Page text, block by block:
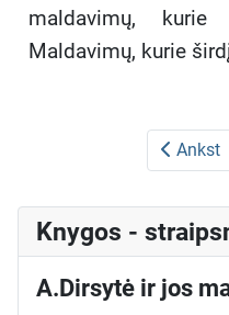
maldavimų,
Maldavimų, kurie
Ankst
Knygos -
A.Dirsytė ir jos